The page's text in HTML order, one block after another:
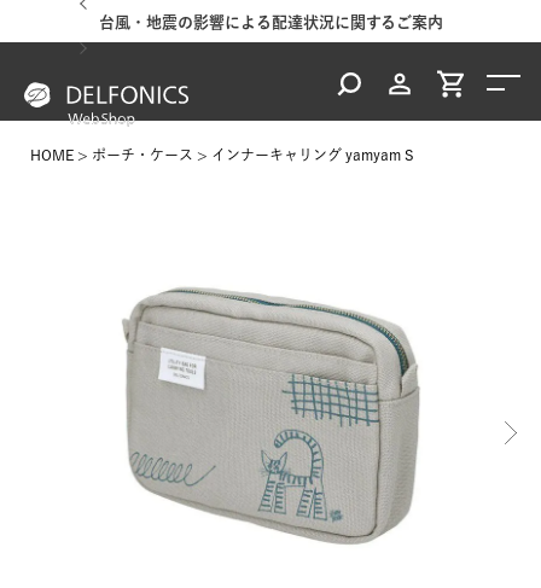
台風・地震の影響による配達状況に関するご案内
HOME ポーチ・ケース インナーキャリング yamyam S